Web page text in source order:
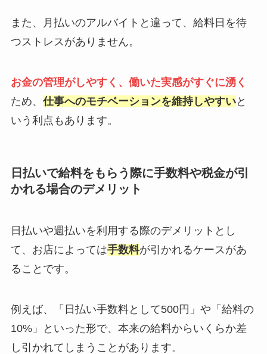
また、月払いのアルバイトと違って、給料日を待
つストレスがありません。
お金の管理がしやすく、働いた実感がすぐに湧く
ため、 仕事へのモチベーションを維持しやすいと
いう利点もあります。
日払いで給料をもらう際に手数料や税金が引
かれる場合のデメリット
日払いや週払いを利用する際のデメリットとし
て、お店によっては手数料が引かれるケースがあ
ることです。
例えば、「日払い手数料として500円」や「給料の
10%」といった形で、本来の給料からいくらか差
し引かれてしまうことがあります。